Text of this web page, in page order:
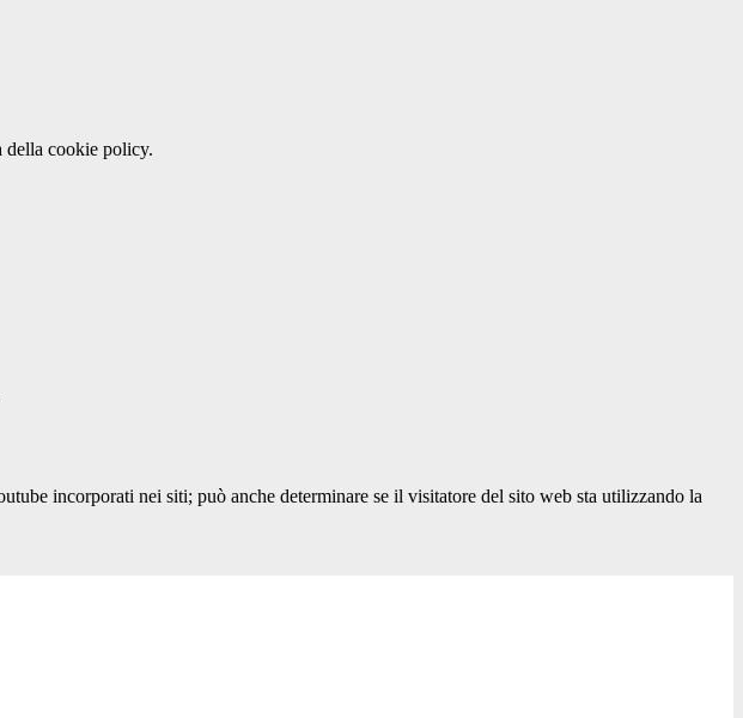
della cookie policy.
incorporati nei siti; può anche determinare se il visitatore del sito web sta utilizzando la